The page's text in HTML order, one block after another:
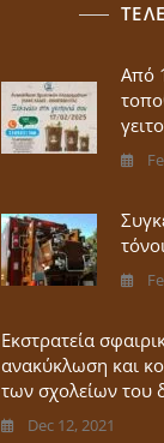
Από
Εκστρατεία
ανακύκλωση και
των σχολείων του
Dec 12, 2021